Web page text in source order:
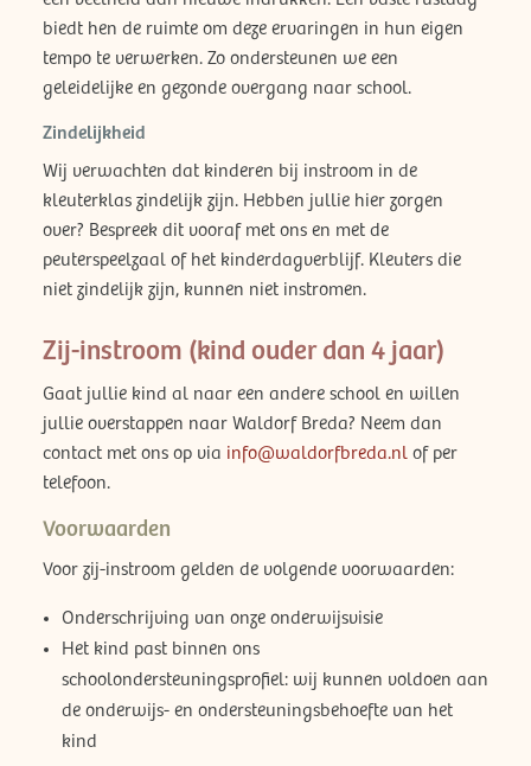
biedt hen de ruimte om deze ervaringen in hun eigen
tempo te verwerken. Zo ondersteunen we een
geleidelijke en gezonde overgang naar school.
Zindelijkheid
Wij verwachten dat kinderen bij instroom in de
kleuterklas zindelijk zijn. Hebben jullie hier zorgen
over? Bespreek dit vooraf met ons en met de
peuterspeelzaal of het kinderdagverblijf. Kleuters die
niet zindelijk zijn, kunnen niet instromen.
Zij-instroom (kind ouder dan 4 jaar)
Gaat jullie kind al naar een andere school en willen
jullie overstappen naar Waldorf Breda? Neem dan
contact met ons op via info@waldorfbreda.nlof per
telefoon.
Voorwaarden
Voor zij-instroom gelden de volgende voorwaarden:
Onderschrijving van onze onderwijsvisie
Het kind past binnen ons
schoolondersteuningsprofiel: wij kunnen voldoen aan
de onderwijs- en ondersteuningsbehoefte van het
kind